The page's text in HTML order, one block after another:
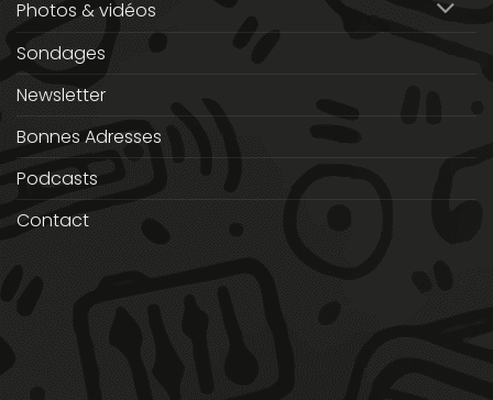
Photos & vidéos
Sondages
Newsletter
Bonnes Adresses
Podcasts
Contact